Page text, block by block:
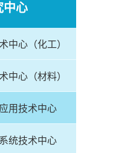
中心
中心（化工）
中心（材料）
用技术中心
统技术中心